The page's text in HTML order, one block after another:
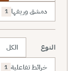
دمشق وريفها 1
النوع الكل
خرائط تفاعلية 1